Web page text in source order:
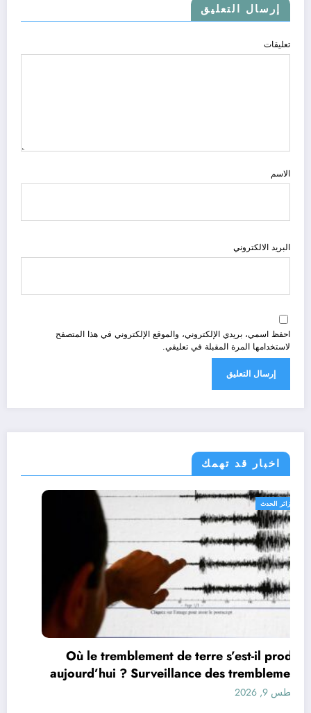
إرسال التعليق
تعليقات
الاسم
البريد الالكتروني
احفظ اسمي، بريدي الإلكتروني، والموقع الإلكتروني في هذا المتصفح
لاستخدامها المرة المقبلة في تعليقي.
اخبار قد تهمك
الجزائر الحدث
Où le tremblement de terre s’est-il produit
aujourd’hui ? Surveillance des tremblements
de terre dans le monde&
أغسطس 9, 2026